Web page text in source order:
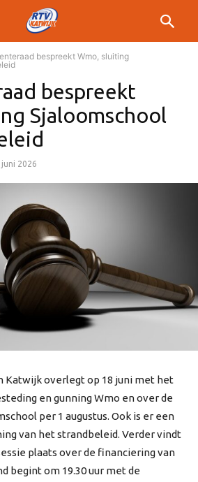
bespreekt Wmo, sluiting
bespreekt
Sjaloomschool
juni 2026
Katwijk overlegt op 18 juni met het
en gunning Wmo en over de
per 1 augustus. Ook is er een
van het strandbeleid. Verder vindt
plaats over de financiering van
begint om 19.30 uur met de